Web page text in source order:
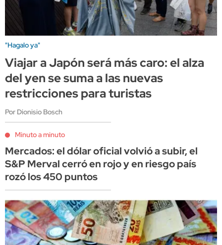
"Hagalo ya"
Viajar a Japón será más caro: el alza
del yen se suma a las nuevas
restricciones para turistas
Por Dionisio Bosch
Minuto a minuto
Mercados: el dólar oficial volvió a subir, el
S&P Merval cerró en rojo y en riesgo país
rozó los 450 puntos